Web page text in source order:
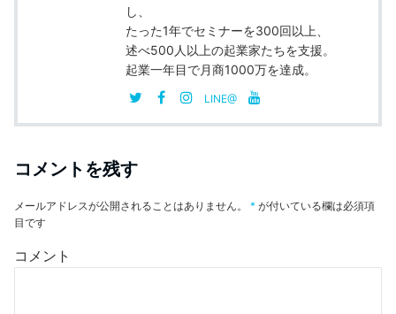
し、
たった1年でセミナーを300回以上、
述べ500人以上の起業家たちを支援。
起業一年目で月商1000万を達成。
LINE@
コメントを残す
メールアドレスが公開されることはありません。 * が付いている欄は必須項
目です
コメント